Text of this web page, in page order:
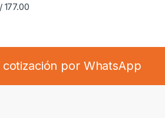
177.00
cotización por WhatsApp